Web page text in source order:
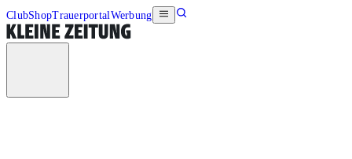
ClubShopTrauerportalWerbung